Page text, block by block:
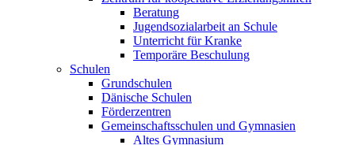
Beratung
Jugendsozialarbeit an Schule
Unterricht für Kranke
Temporäre Beschulung
Schulen
Grundschulen
Dänische Schulen
Förderzentren
Gemeinschaftsschulen und Gymnasien
Altes Gymnasium